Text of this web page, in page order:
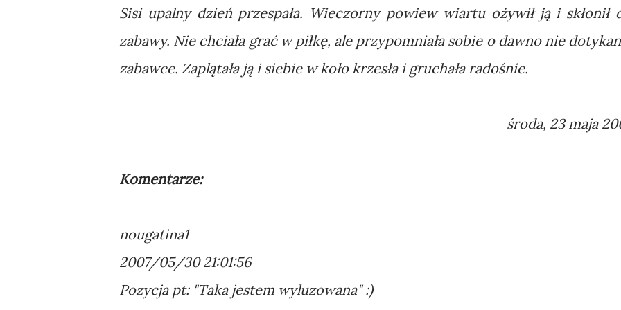
Sisi upalny dzień przespała. Wieczorny powiew wiartu ożywił ją i skłonił
zabawy. Nie chciała grać w piłkę, ale przypomniała sobie o dawno nie
zabawce. Zaplątała ją i siebie w koło krzesła i gruchała radośnie.
środa, 23 maja
Komentarze:
nougatina1
2007/05/30 21:01:56
Pozycja pt: "Taka jestem wyluzowana" :)